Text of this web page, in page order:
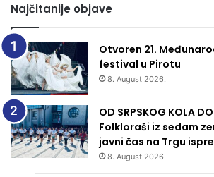
Najčitanije objave
Otvoren 21.
festival u Pirotu
8. August 2026.
OD SRPSKOG KOLA
Folkloraši iz sedam
javni čas na Trgu
8. August 2026.